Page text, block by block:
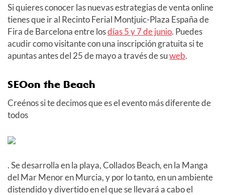
Si quieres conocer las nuevas estrategias de venta online
tienes que ir al Recinto Ferial Montjuic-Plaza España de
Fira de Barcelona entre losdías 5 y 7 de junio. Puedes
acudir como visitante con una inscripción gratuita si te
apuntas antes del 25 de mayo a través de suweb.
SEOon the Beach
Creénos si te decimos que es el evento más diferente de
todos
. Se desarrolla en la playa, Collados Beach, en la Manga
del Mar Menor en Murcia, y por lo tanto, en un ambiente
distendido y divertido en el que se llevará a cabo el